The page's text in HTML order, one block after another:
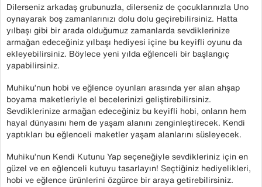
Dilerseniz arkadaş grubunuzla, dilerseniz de çocuklarınızla Uno
oynayarak boş zamanlarınızı dolu dolu geçirebilirsiniz. Hatta
yılbaşı gibi bir arada olduğumuz zamanlarda sevdiklerinize
armağan edeceğiniz yılbaşı hediyesi içine bu keyifli oyunu da
ekleyebilirsiniz. Böylece yeni yılda eğlenceli bir başlangıç
yapabilirsiniz.
Muhiku’nun hobi ve eğlence oyunları arasında yer alan ahşap
boyama maketleriyle el becelerinizi geliştirebilirsiniz.
Sevdiklerinize armağan edeceğiniz bu keyifli hobi, onların hem
hayal dünyasını hem de yaşam alanını zenginleştirecek. Kendi
yaptıkları bu eğlenceli maketler yaşam alanlarını süsleyecek.
Muhiku’nun Kendi Kutunu Yap seçeneğiyle sevdikleriniz için en
güzel ve en eğlenceli kutuyu tasarlayın! Seçtiğiniz hediyelikleri,
hobi ve eğlence ürünlerini özgürce bir araya getirebilirsiniz.